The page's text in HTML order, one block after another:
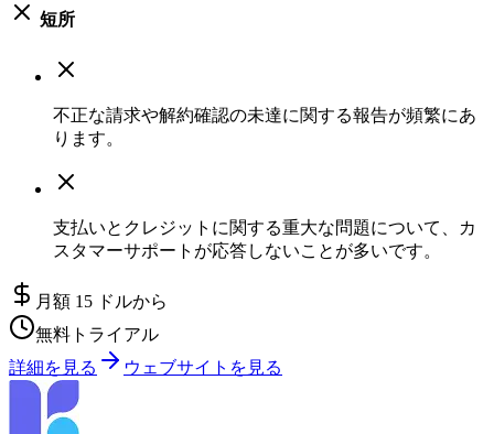
短所
不正な請求や解約確認の未達に関する報告が頻繁にあ
ります。
支払いとクレジットに関する重大な問題について、カ
スタマーサポートが応答しないことが多いです。
月額 15 ドルから
無料トライアル
詳細を見る
ウェブサイトを見る